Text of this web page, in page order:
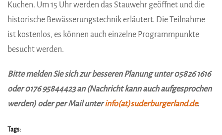
Kuchen. Um 15 Uhr werden das Stauwehr geöffnet und die
historische Bewässerungstechnik erläutert. Die Teilnahme
ist kostenlos, es können auch einzelne Programmpunkte
besucht werden.
Bitte melden Sie sich zur besseren Planung unter 05826 1616
oder 0176 95844423 an (Nachricht kann auch aufgesprochen
werden) oder per Mail unterinfo(at)suderburgerland.de.
Tags: